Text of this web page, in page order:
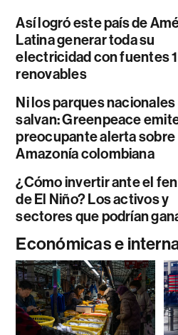
Así logró este país de
Latina generar toda su
electricidad con fuentes
renovables
Ni los parques nacionales
salvan: Greenpeace
preocupante alerta sobre
Amazonía colombiana
¿Cómo invertir ante el
de El Niño? Los activos y
sectores que podrían
Económicas e